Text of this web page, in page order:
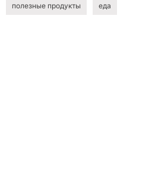
полезные продукты еда